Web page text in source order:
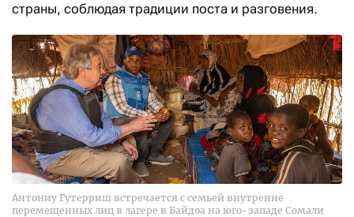
страны, соблюдая традиции поста и разговения.
Антониу Гутерриш встречается с семьей внутренне
перемещенных лиц в лагере в Байдоа на юго-западе Сомали